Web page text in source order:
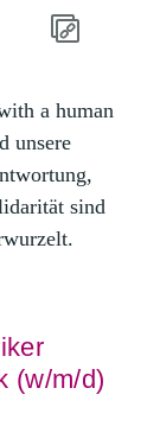
a human
unsere
sind
(w/m/d)